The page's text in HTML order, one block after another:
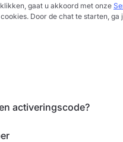
gaat u akkoord met onze
Door de chat te starten,
activeringscode?